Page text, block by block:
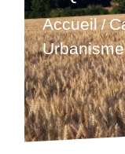
Accueil/
Urbanisme